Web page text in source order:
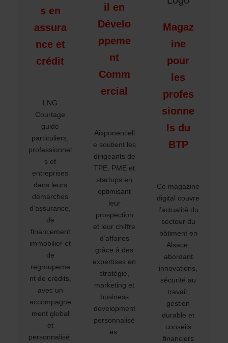
s en
assura
nce et
crédit
LNG
Courtage
guide
particuliers,
professionnel
s et
entreprises
dans leurs
démarches
d’assurance,
de
financement
immobilier et
de
regroupeme
nt de crédits,
avec un
accompagne
ment global
et
personnalisé.
il en
Dévelo
ppeme
nt
Comm
ercial
Aixponentiell
e soutient les
dirigeants de
TPE, PME et
startups en
optimisant
leur
prospection
et leur chiffre
d’affaires
grâce à des
expertises en
stratégie,
marketing et
business
development
personnalisé
es.
Magaz
ine
pour
les
profes
sionne
ls du
BTP
Ce magazine
digital couvre
l’actualité du
secteur du
bâtiment en
Alsace,
abordant
innovations,
sécurité au
travail,
gestion
durable et
conseils
financiers